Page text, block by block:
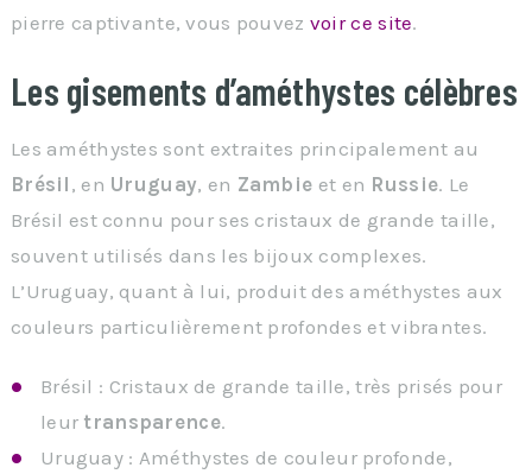
pierre captivante, vous pouvez voir ce site.
Les gisements d’améthystes célèbres
Les améthystes sont extraites principalement au
Brésil , en Uruguay, en Zambie et en Russie. Le
Brésil est connu pour ses cristaux de grande taille,
souvent utilisés dans les bijoux complexes.
L’Uruguay, quant à lui, produit des améthystes aux
couleurs particulièrement profondes et vibrantes.
Brésil : Cristaux de grande taille, très prisés pour
leur transparence.
Uruguay : Améthystes de couleur profonde,